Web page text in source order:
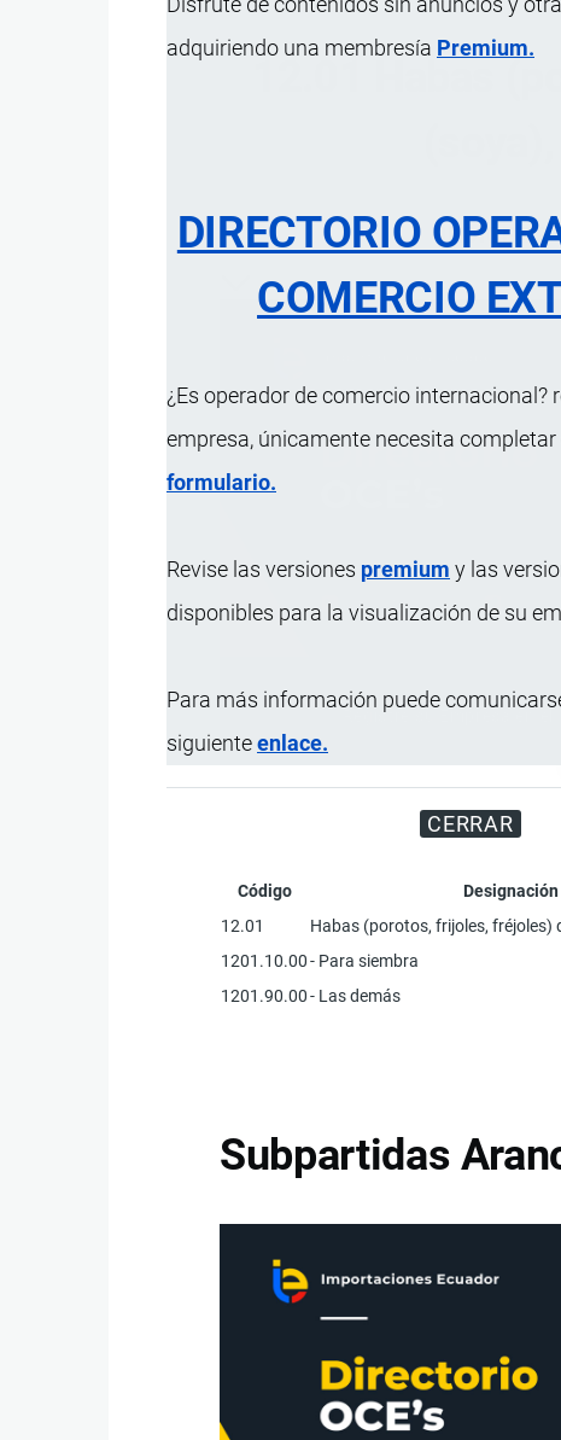
adquiriendo una membresía Premium.
DIRECTORIO
COMERCIO
¿Es operador de comercio internacional?
empresa, únicamente necesita completar
formulario.
Revise las versiones premium y las
disponibles para la visualización de su
Para más información puede
siguienteenlace.
CERRAR
12.01 Habas
ÍNDICE DE
Registre su Empresa en
Código
12.01
Habas (porotos, frijoles, fréjoles)
1201.10.00- Para siembra
1201.90.00- Las demás
Subpartidas